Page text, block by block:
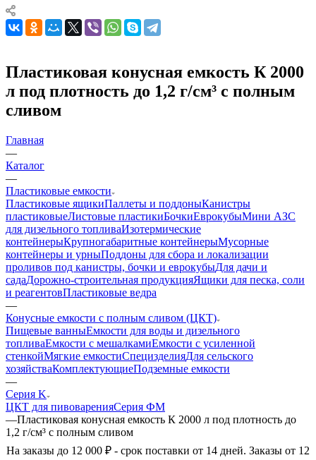
Пластиковая конусная емкость К 2000
л под плотность до 1,2 г/см³ с полным
сливом
Главная
—
Каталог
—
Пластиковые емкости
Пластиковые ящикиПаллеты и поддоныКанистры
пластиковыеЛистовые пластикиБочкиЕврокубыМини АЗС
для дизельного топливаИзотермические
контейнерыКрупногабаритные контейнерыМусорные
контейнеры и урныПоддоны для сбора и локализации
проливов под канистры, бочки и еврокубыДля дачи и
садаДорожно-строительная продукцияЯщики для песка, соли
и реагентовПластиковые ведра
—
Конусные емкости с полным сливом (ЦКТ)
Пищевые ванныЕмкости для воды и дизельного
топливаЕмкости с мешалкамиЕмкости с усиленной
стенкойМягкие емкостиСпецизделияДля сельского
хозяйстваКомплектующиеПодземные емкости
—
Серия K
ЦКТ для пивоваренияСерия ФМ
—Пластиковая конусная емкость К 2000 л под плотность до
1,2 г/см³ с полным сливом
На заказы до 12 000 ₽ - срок поставки от 14 дней. Заказы от 12